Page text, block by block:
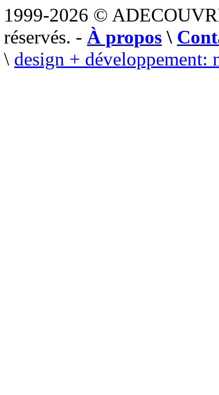
1999-2026 ©
réservés. - À propos \
\ design + développement: